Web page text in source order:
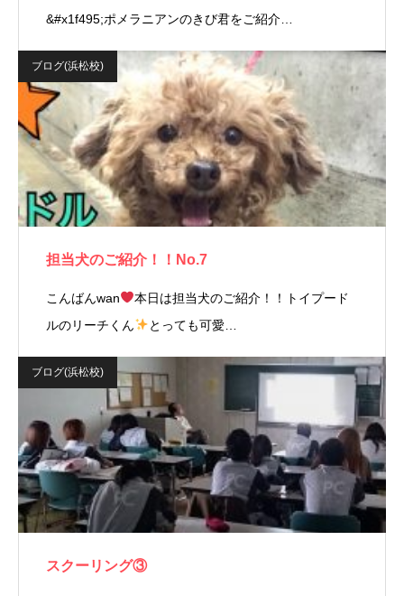
&#x1f495;ポメラニアンのきび君をご紹介…
ブログ(浜松校)
担当犬のご紹介！！No.7
こんばんwan
本日は担当犬のご紹介！！トイプード
ルのリーチくん
とっても可愛…
ブログ(浜松校)
スクーリング③